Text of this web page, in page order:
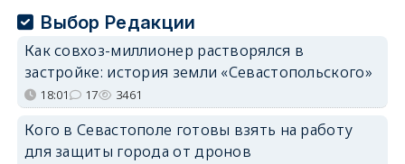
Выбор Редакции
Как совхоз-миллионер растворялся в
застройке: история земли «Севастопольского»
18:01 17 3461
Кого в Севастополе готовы взять на работу
для защиты города от дронов